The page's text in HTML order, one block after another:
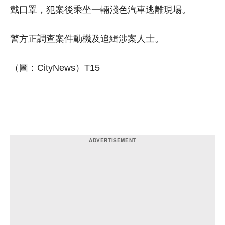
戴口罩，犯案後乘坐一輛淺色汽車逃離現場。
警方正調查案件動機及追緝涉案人士。
（圖：CityNews）T15